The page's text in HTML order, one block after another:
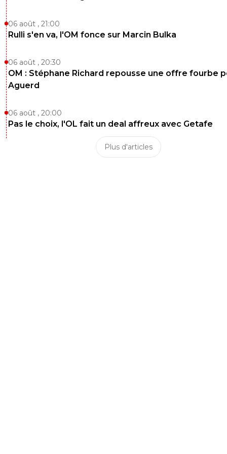
06 août , 21:00
Rulli s'en va, l'OM fonce sur Marcin Bulka
06 août , 20:30
OM : Stéphane Richard repousse une offre fourbe
Aguerd
06 août , 20:00
Pas le choix, l'OL fait un deal affreux avec Getafe
Plus d'articles